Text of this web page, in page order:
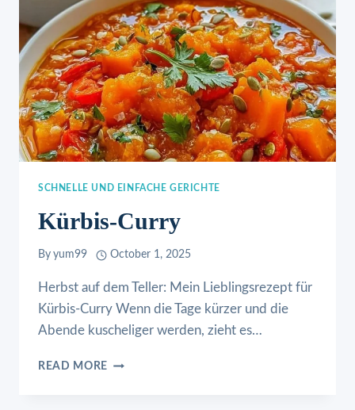
SCHNELLE UND EINFACHE GERICHTE
Kürbis-Curry
By yum99 October 1, 2025
Herbst auf dem Teller: Mein Lieblingsrezept für
Kürbis-Curry Wenn die Tage kürzer und die
Abende kuscheliger werden, zieht es…
READ MORE KÜRBIS-